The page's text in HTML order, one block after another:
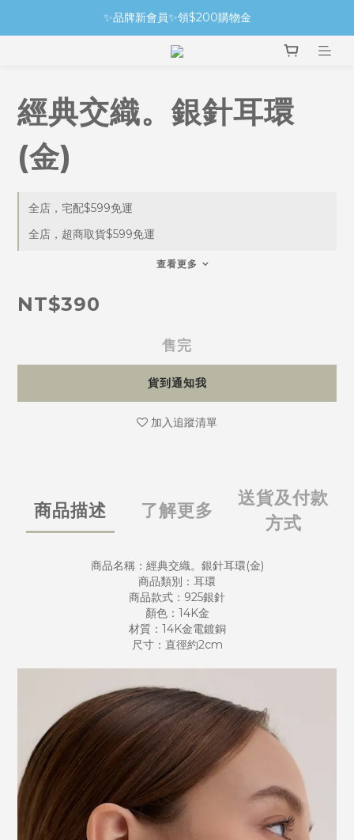
✨品牌新會員✨領$200購物金
經典交織。銀針耳環
(金)
全店，宅配$599免運
全店，超商取貨$599免運
查看更多
NT$390
售完
貨到通知我
加入追蹤清單
商品描述 了解更多
送貨及付款
方式
商品名稱：經典交織。銀針耳環(金)
商品類別：耳環
商品款式：925銀針
顏色：14K金
材質：14K金電鍍銅
尺寸：直徑約2cm